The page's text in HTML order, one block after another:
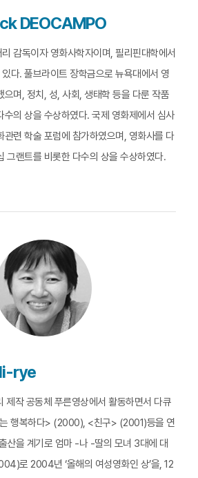
DEOCAMPO
감독이자 영화사학자이며, 필리핀대학에서
다. 풀브라이트 장학금으로 뉴욕대에서 영
으며, 정치, 성, 사회, 생태학 등을 다룬 작품
수의 상을 수상하였다. 국제 영화제에서 심사
관련 학술 포럼에 참가하였으며, 영화사를 다
그랜트를 비롯한 다수의 상을 수상하였다.
rye
제작 공동체 푸른영상에서 활동하면서 다큐
행복하다> (2000), <친구> (2001)등을 연
산을 계기로 엄마 -나 -딸의 모녀 3대에 대
로 2004년 ‘올해의 여성영화인 상’을, 12